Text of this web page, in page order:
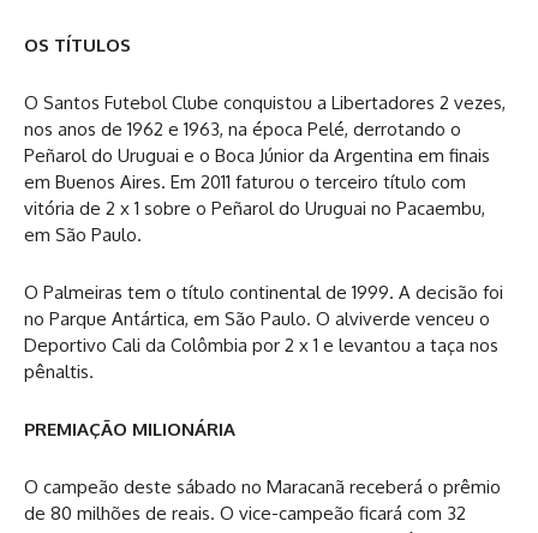
OS TÍTULOS
O Santos Futebol Clube conquistou a Libertadores 2 vezes,
nos anos de 1962 e 1963, na época Pelé, derrotando o
Peñarol do Uruguai e o Boca Júnior da Argentina em finais
em Buenos Aires. Em 2011 faturou o terceiro título com
vitória de 2 x 1 sobre o Peñarol do Uruguai no Pacaembu,
em São Paulo.
O Palmeiras tem o título continental de 1999. A decisão foi
no Parque Antártica, em São Paulo. O alviverde venceu o
Deportivo Cali da Colômbia por 2 x 1 e levantou a taça nos
pênaltis.
PREMIAÇÃO MILIONÁRIA
O campeão deste sábado no Maracanã receberá o prêmio
de 80 milhões de reais. O vice-campeão ficará com 32